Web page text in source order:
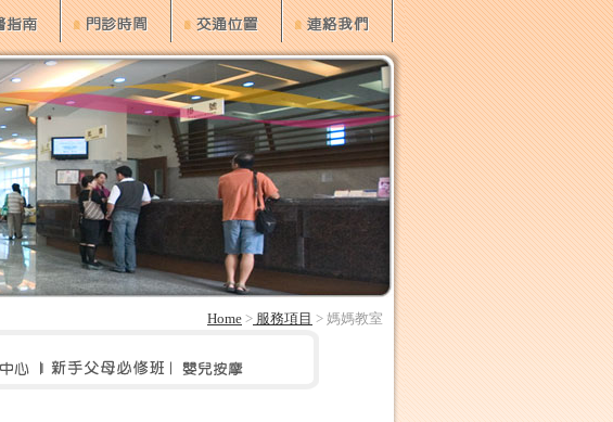
Home > 服務項目 > 媽媽教室